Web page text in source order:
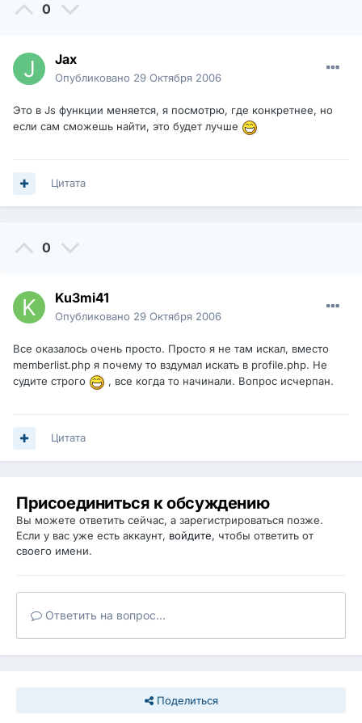
0
Jax
Опубликовано 29 Октября 2006
Это в Js функции меняется, я посмотрю, где конкретнее, но
если сам сможешь найти, это будет лучше
Цитата
0
Ku3mi41
Опубликовано 29 Октября 2006
Все оказалось очень просто. Просто я не там искал, вместо
memberlist.php я почему то вздумал искать в profile.php. Не
судите строго
, все когда то начинали. Вопрос исчерпан.
Цитата
Присоединиться к обсуждению
Вы можете ответить сейчас, а зарегистрироваться позже.
Если у вас уже есть аккаунт, войдите, чтобы ответить от
своего имени.
Ответить на вопрос...
Поделиться